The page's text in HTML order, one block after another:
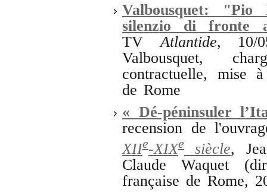
Valbousquet:
silenzio di fronte
TVAtlantide, 10/
Valbousquet,
contractuelle, mise
de Rome
« Dé-péninsuler
recension de
XIIe-XIXe siècle,
Claude Waquet
française de Rome,